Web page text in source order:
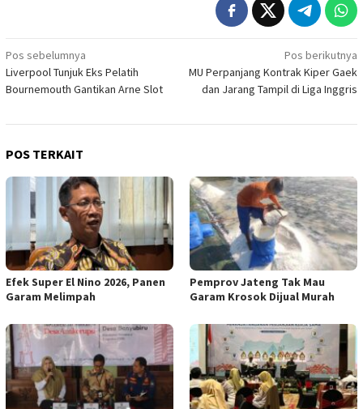
Navigasi
pos
Pos sebelumnya
Liverpool Tunjuk Eks Pelatih
Bournemouth Gantikan Arne Slot
Pos berikutnya
MU Perpanjang Kontrak Kiper Gaek
dan Jarang Tampil di Liga Inggris
POS TERKAIT
Efek Super El Nino 2026, Panen
Garam Melimpah
Pemprov Jateng Tak Mau
Garam Krosok Dijual Murah